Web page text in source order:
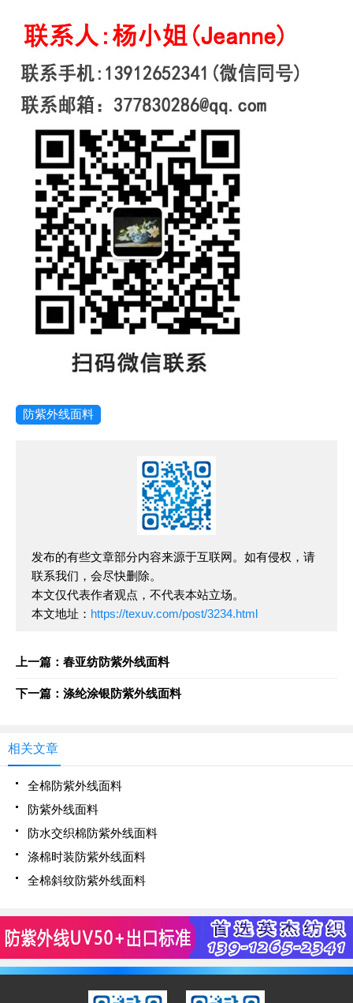
防紫外线面料
发布的有些文章部分内容来源于互联网。如有侵权，请
联系我们，会尽快删除。
本文仅代表作者观点，不代表本站立场。
本文地址： https://texuv.com/post/3234.html
上一篇：春亚纺防紫外线面料
下一篇：涤纶涂银防紫外线面料
相关文章
全棉防紫外线面料
防紫外线面料
防水交织棉防紫外线面料
涤棉时装防紫外线面料
全棉斜纹防紫外线面料